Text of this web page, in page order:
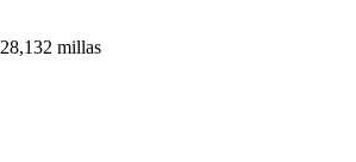
28,132 millas